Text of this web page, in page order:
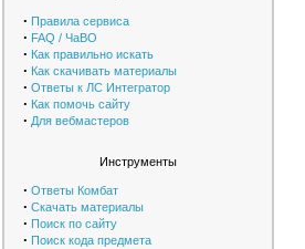
· Правила сервиса
· FAQ / ЧаВО
· Как правильно искать
· Как скачивать материалы
· Ответы к ЛС Интегратор
· Как помочь сайту
· Для вебмастеров
Инструменты
· Ответы Комбат
· Скачать материалы
· Поиск по сайту
· Поиск кода предмета